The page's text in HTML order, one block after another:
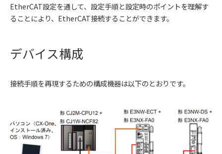
EtherCAT設定を通して、設定手順と設定時のポイントを理解す
ることにより、EtherCAT接続することができます。
デバイス構成
接続手順を再現するための構成機器は以下のとおりです。